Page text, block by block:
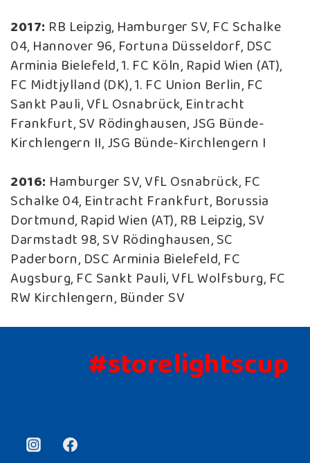
2017: RB Leipzig, Hamburger SV, FC Schalke
04, Hannover 96, Fortuna Düsseldorf, DSC
Arminia Bielefeld, 1. FC Köln, Rapid Wien (AT),
FC Midtjylland (DK), 1. FC Union Berlin, FC
Sankt Pauli, VfL Osnabrück, Eintracht
Frankfurt, SV Rödinghausen, JSG Bünde-
Kirchlengern II, JSG Bünde-Kirchlengern I
2016: Hamburger SV, VfL Osnabrück, FC
Schalke 04, Eintracht Frankfurt, Borussia
Dortmund, Rapid Wien (AT), RB Leipzig, SV
Darmstadt 98, SV Rödinghausen, SC
Paderborn, DSC Arminia Bielefeld, FC
Augsburg, FC Sankt Pauli, VfL Wolfsburg, FC
RW Kirchlengern, Bünder SV
#storelightscup